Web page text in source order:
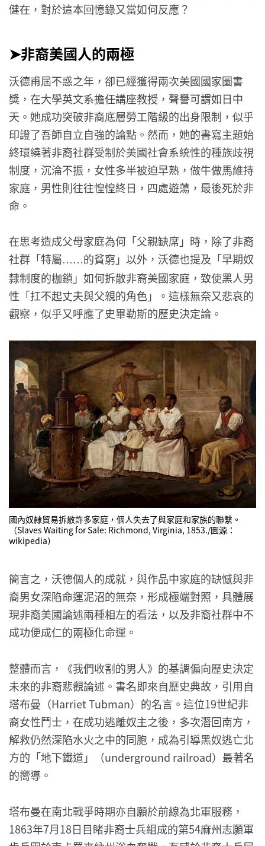
健在，對於這本回憶錄又當如何反應？
➤非裔美國人的兩極
沃德甫屆不惑之年，卻已經獲得兩次美國國家圖書
獎，在大學英文系擔任講座教授，聲譽可謂如日中
天。她成功突破非裔底層勞工階級的出身限制，似乎
印證了吾師自立自強的論點。然而，她的書寫主題始
終環繞著非裔社群受制於美國社會系統性的種族歧視
制度，沉淪不振，女性多半被迫早熟，做牛做馬維持
家庭，男性則往往惶惶終日，四處遊蕩，最後死於非
命。
在思考造成父母家庭為何「父親缺席」時，除了非裔
社群「特屬……的貧窮」以外，沃德也提及「早期奴
隸制度的枷鎖」如何拆散非裔美國家庭，致使黑人男
性「扛不起丈夫與父親的角色」。這樣無奈又悲哀的
觀察，似乎又呼應了史畢勒斯的歷史決定論。
國內奴隸貿易拆散許多家庭，個人失去了與家庭和家族的聯繫。
（Slaves Waiting for Sale: Richmond, Virginia, 1853./圖源：
wikipedia）
簡言之，沃德個人的成就，與作品中家庭的缺憾與非
裔男女深陷命運泥沼的無奈，形成極端對照，具體展
現非裔美國論述兩種相左的看法，以及非裔社群中不
成功便成仁的兩極化命運。
整體而言，《我們收割的男人》的基調偏向歷史決定
未來的非裔悲觀論述。書名即來自歷史典故，引用自
塔布曼（Harriet Tubman）的名言。這位19世紀非
裔女性鬥士，在成功逃離奴主之後，多次潛回南方，
解救仍然深陷水火之中的同胞，成為引導黑奴逃亡北
方的「地下鐵道」（underground railroad）最著名
的嚮導。
塔布曼在南北戰爭時期亦自願於前線為北軍服務，
1863年7月18日目睹非裔士兵組成的第54麻州志願軍